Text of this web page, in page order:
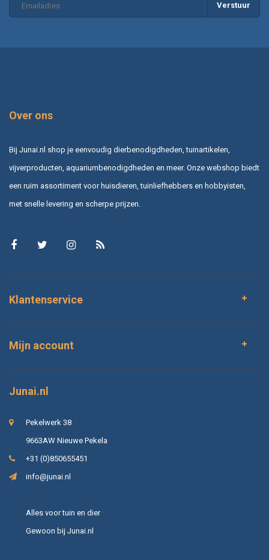
Verstuur
Over ons
Bij Junai.nl shop je eenvoudig dierbenodigdheden, tuinartikelen,
vijverproducten, aquariumbenodigdheden en meer. Onze webshop biedt
een ruim assortiment voor huisdieren, tuinliefhebbers en hobbyisten,
met snelle levering en scherpe prijzen.
Klantenservice
Mijn account
Junai.nl
Pekelwerk 38
9663AW Nieuwe Pekela
+31 (0)850655451
info@junai.nl
Alles voor tuin en dier
Gewoon bij Junai.nl